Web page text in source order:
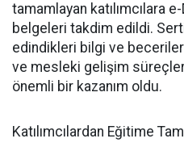
tamamlayan katılımcılara
belgeleri takdim edildi.
edindikleri bilgi ve
ve mesleki gelişim
önemli bir kazanım oldu.
Katılımcılardan Eğitime